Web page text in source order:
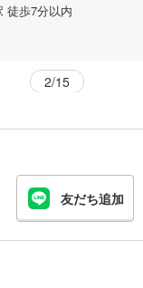
徒歩7分以内
2/15
友だち追加